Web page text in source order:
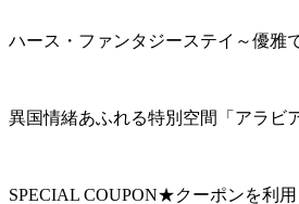
ハース・ファンタジーステイ～優雅
異国情緒あふれる特別空間「アラビ
SPECIAL COUPON★クーポンを利